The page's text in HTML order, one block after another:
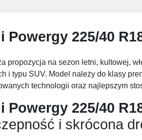
Powergy 225/40
propozycja na sezon letni, kultowej,
i typu SUV. Model należy do klasy
technologii oraz najlepszym
Powergy 225/40
i skrócona